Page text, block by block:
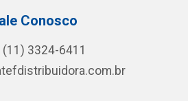
Conosco
(11) 3324-6411